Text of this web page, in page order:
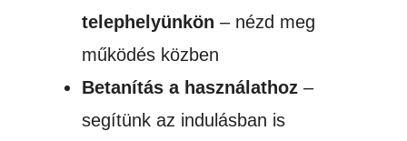
telephelyünkön – nézd meg
működés közben
Betanítás a használathoz –
segítünk az indulásban is